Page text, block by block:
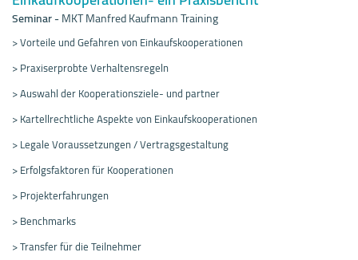
Seminar-MKT Manfred Kaufmann Training
> Vorteile und Gefahren von Einkaufskooperationen
> Praxiserprobte Verhaltensregeln
> Auswahl der Kooperationsziele- und partner
> Kartellrechtliche Aspekte von Einkaufskooperationen
> Legale Voraussetzungen / Vertragsgestaltung
> Erfolgsfaktoren für Kooperationen
> Projekterfahrungen
> Benchmarks
> Transfer für die Teilnehmer